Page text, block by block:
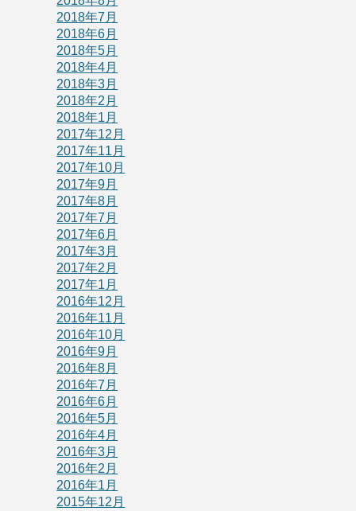
2018年7月
2018年6月
2018年5月
2018年4月
2018年3月
2018年2月
2018年1月
2017年12月
2017年11月
2017年10月
2017年9月
2017年8月
2017年7月
2017年6月
2017年3月
2017年2月
2017年1月
2016年12月
2016年11月
2016年10月
2016年9月
2016年8月
2016年7月
2016年6月
2016年5月
2016年4月
2016年3月
2016年2月
2016年1月
2015年12月